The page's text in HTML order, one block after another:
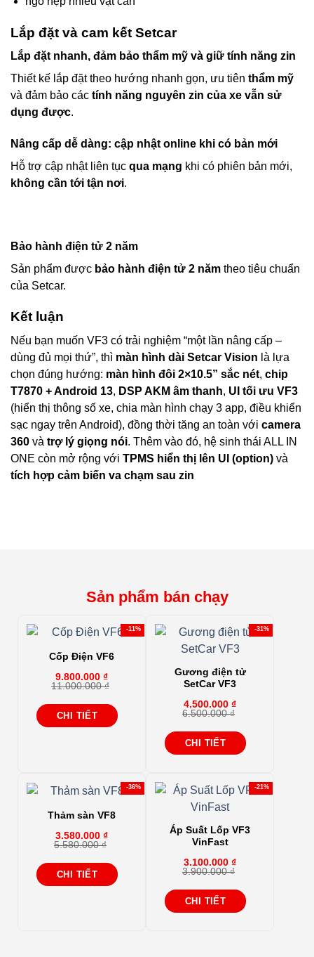
Lắp đặt và cam kết Setcar
Lắp đặt nhanh, đảm bảo thẩm mỹ và giữ tính năng zin
Thiết kế lắp đặt theo hướng nhanh gọn, ưu tiên thẩm mỹ
và đảm bảo các tính năng nguyên zin của xe vẫn sử
dụng được.
Nâng cấp dễ dàng: cập nhật online khi có bản mới
Hỗ trợ cập nhật liên tục qua mạng khi có phiên bản mới,
không cần tới tận nơi.
Bảo hành điện tử 2 năm
Sản phẩm được bảo hành điện tử 2 năm theo tiêu chuẩn
của Setcar.
Kết luận
Nếu bạn muốn VF3 có trải nghiệm “một lần nâng cấp –
dùng đủ mọi thứ”, thì màn hình dài Setcar Vision là lựa
chọn đúng hướng: màn hình đôi 2×10.5” sắc nét, chip
T7870 + Android 13, DSP AKM âm thanh, UI tối ưu VF3
(hiển thị thông số xe, chia màn hình chạy 3 app, điều khiển
sạc ngay trên Android), đồng thời tăng an toàn với camera
360 và trợ lý giọng nói. Thêm vào đó, hệ sinh thái ALL IN
ONE còn mở rộng với TPMS hiển thị lên UI (option) và
tích hợp cảm biến va chạm sau zin
Sản phẩm bán chạy
-11%
Cốp Điện VF6
11.000.000₫
gốc
11.000.000 ₫.
9.800.000₫
hiện
9.800.000 ₫.
CHI TIẾT
-31%
Gương điện tử
SetCar VF3
6.500.000₫
là:
6.500.000 ₫.
4.500.000₫
hiện
tại
là:
4.500.000 ₫.
CHI TIẾT
-36%
Thảm sàn VF8
5.580.000₫
5.580.000 ₫.
3.580.000₫
hiện
3.580.000 ₫.
CHI TIẾT
-21%
Áp Suất Lốp VF3
VinFast
3.900.000₫
gốc
là:
3.900.000 ₫.
3.100.000₫
hiện
tại
là:
3.100.000 ₫.
CHI TIẾT